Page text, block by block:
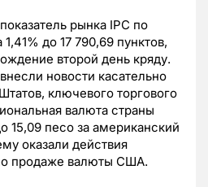
рынка IPC по
до 17 790,69 пунктов,
второй день кряду.
новости касательно
ключевого торгового
валюта страны
15,09 песо за американский
оказали действия
продаже валюты США.